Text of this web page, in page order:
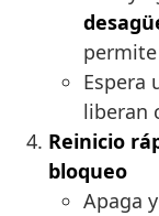
permite
Espera
liberan
Reinicio
bloqueo
Apaga